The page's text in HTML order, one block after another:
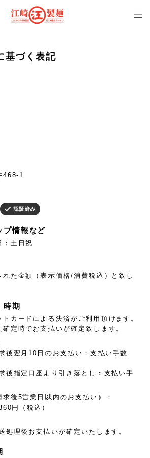
基づく表記
468-1
プ情報など
土日祝
た金額（表示価格/消費税込）と致し
時期
カードによる決済がご利用頂けます。
定時でお支払いが確定致します。
後翌月10日のお支払い：支払い手数
後指定口座より引き落とし：支払い手
後5営業日以内のお支払い）：
円（税込）
処理後お支払いが確定いたします。